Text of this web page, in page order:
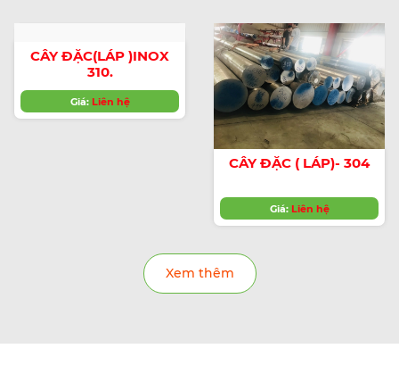
CÂY ĐẶC(LÁP )INOX
310.
Giá: Liên hệ
CÂY ĐẶC ( LÁP)- 304
Giá: Liên hệ
Xem thêm